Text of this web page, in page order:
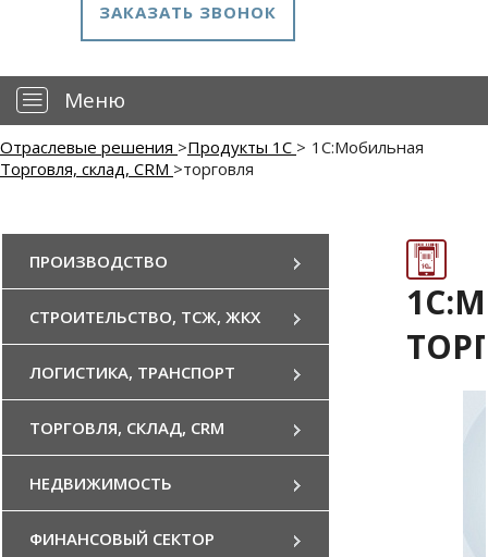
ЗАКАЗАТЬ ЗВОНОК
Меню
—
Отраслевые решения >Продукты 1С >
Торговля, склад, CRM >
1С:Мобильная
торговля
ПРОИЗВОДСТВО
СТРОИТЕЛЬСТВО, ТСЖ, ЖКХ
ЛОГИСТИКА, ТРАНСПОРТ
ТОРГОВЛЯ, СКЛАД, CRM
НЕДВИЖИМОСТЬ
ФИНАНСОВЫЙ СЕКТОР